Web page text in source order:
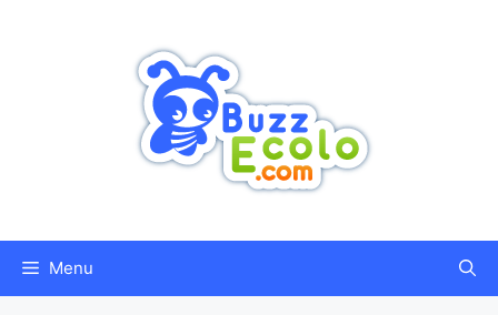
Menu